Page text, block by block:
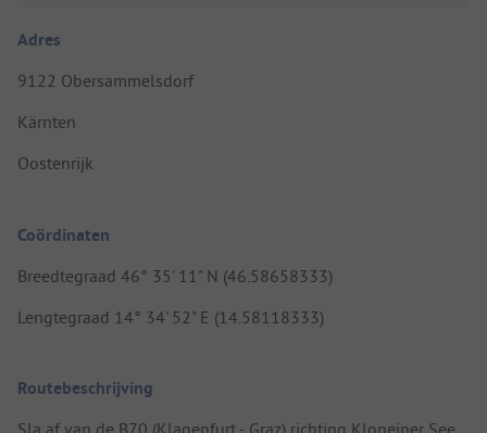
Adres
9122 Obersammelsdorf
Kärnten
Oostenrijk
Coördinaten
Breedtegraad 46° 35' 11" N (46.58658333)
Lengtegraad 14° 34' 52" E (14.58118333)
Routebeschrijving
Sla af van de B70 (Klagenfurt - Graz) richting Klopeiner See